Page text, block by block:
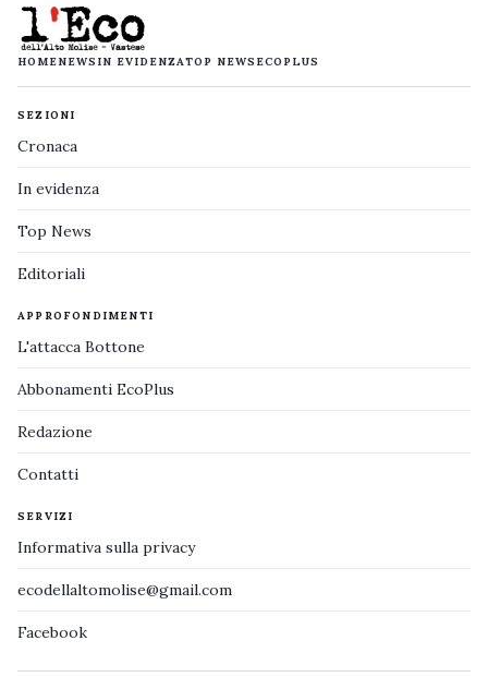
HOMENEWS IN EVIDENZATOP NEWS ECOPLUS
SEZIONI
Cronaca
In evidenza
Top News
Editoriali
APPROFONDIMENTI
L'attacca Bottone
Abbonamenti EcoPlus
Redazione
Contatti
SERVIZI
Informativa sulla privacy
ecodellaltomolise@gmail.com
Facebook